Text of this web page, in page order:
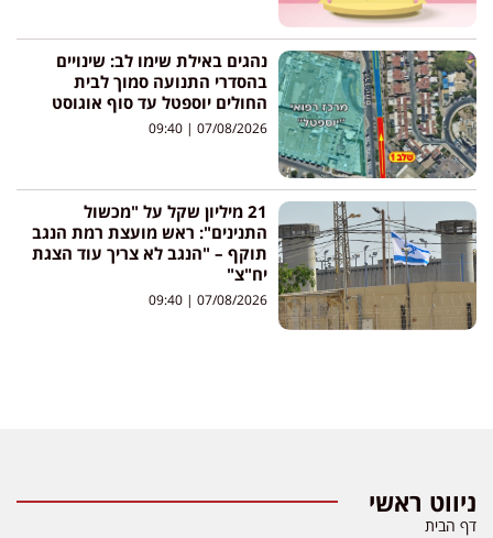
נהגים באילת שימו לב: שינויים
בהסדרי התנועה סמוך לבית
החולים יוספטל עד סוף אוגוסט
07/08/2026
21 מיליון שקל על "מכשול
התנינים": ראש מועצת רמת הנגב
תוקף – "הנגב לא צריך עוד הצגת
יח"צ"
07/08/2026
ניווט ראשי
דף הבית